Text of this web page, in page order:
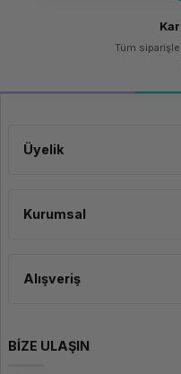
Tüm
Üyelik
Kurumsal
Alışveriş
BİZE ULAŞIN